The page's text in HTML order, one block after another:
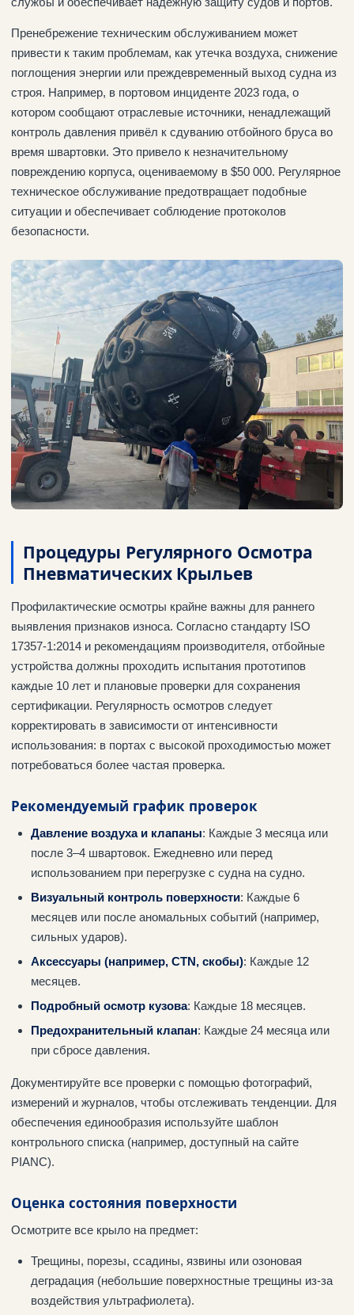
Пренебрежение техническим обслуживанием может
привести к таким проблемам, как утечка воздуха, снижение
поглощения энергии или преждевременный выход судна из
строя. Например, в портовом инциденте 2023 года, о
котором сообщают отраслевые источники, ненадлежащий
контроль давления привёл к сдуванию отбойного бруса во
время швартовки. Это привело к незначительному
повреждению корпуса, оцениваемому в $50 000. Регулярное
техническое обслуживание предотвращает подобные
ситуации и обеспечивает соблюдение протоколов
безопасности.
Процедуры Регулярного Осмотра
Пневматических Крыльев
Профилактические осмотры крайне важны для раннего
выявления признаков износа. Согласно стандарту ISO
17357-1:2014 и рекомендациям производителя, отбойные
устройства должны проходить испытания прототипов
каждые 10 лет и плановые проверки для сохранения
сертификации. Регулярность осмотров следует
корректировать в зависимости от интенсивности
использования: в портах с высокой проходимостью может
потребоваться более частая проверка.
Рекомендуемый график проверок
Давление воздуха и клапаны: Каждые 3 месяца или
после 3–4 швартовок. Ежедневно или перед
использованием при перегрузке с судна на судно.
Визуальный контроль поверхности: Каждые 6
месяцев или после аномальных событий (например,
сильных ударов).
Аксессуары (например, CTN, скобы): Каждые 12
месяцев.
Подробный осмотр кузова: Каждые 18 месяцев.
Предохранительный клапан: Каждые 24 месяца или
при сбросе давления.
Документируйте все проверки с помощью фотографий,
измерений и журналов, чтобы отслеживать тенденции. Для
обеспечения единообразия используйте шаблон
контрольного списка (например, доступный на сайте
PIANC).
Оценка состояния поверхности
Осмотрите все крыло на предмет:
Трещины, порезы, ссадины, язвины или озоновая
деградация (небольшие поверхностные трещины из-за
воздействия ультрафиолета).